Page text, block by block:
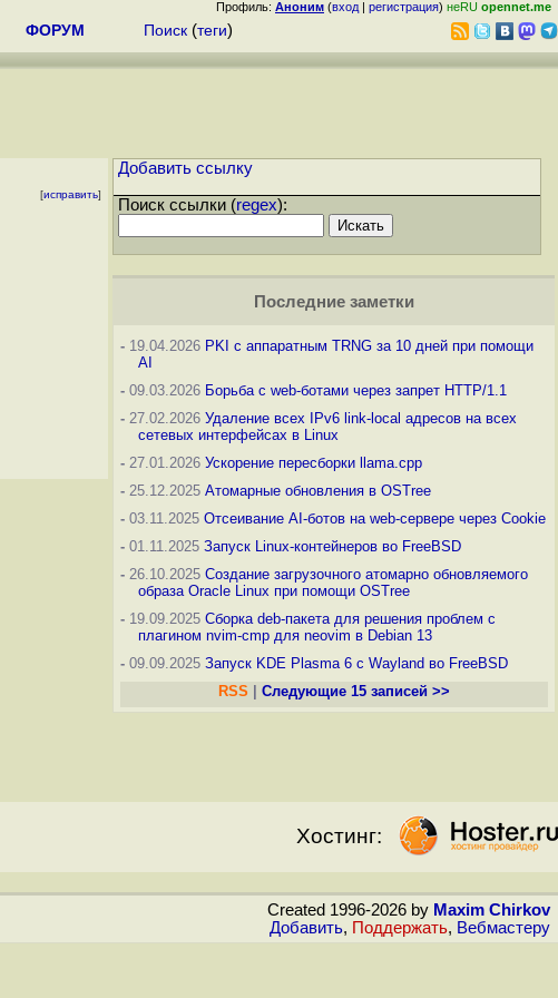
Профиль: Аноним (вход | регистрация) неRU opennet.me
ФОРУМ Поиск (теги)
[исправить]
Добавить ссылку
Поиск ссылки (regex):
Последние заметки
- 19.04.2026 PKI с аппаратным TRNG за 10 дней при помощи
AI
- 09.03.2026 Борьба с web-ботами через запрет HTTP/1.1
- 27.02.2026 Удаление всех IPv6 link-local адресов на всех
сетевых интерфейсах в Linux
- 27.01.2026 Ускорение пересборки llama.cpp
- 25.12.2025 Атомарные обновления в OSTree
- 03.11.2025 Отсеивание AI-ботов на web-сервере через Cookie
- 01.11.2025 Запуск Linux-контейнеров во FreeBSD
- 26.10.2025 Создание загрузочного атомарно обновляемого
образа Oracle Linux при помощи OSTree
- 19.09.2025 Сборка deb-пакета для решения проблем с
плагином nvim-cmp для neovim в Debian 13
- 09.09.2025 Запуск KDE Plasma 6 с Wayland во FreeBSD
RSS
Следующие 15 записей >>
Хостинг:
Created 1996-2026 by Maxim Chirkov
Добавить, Поддержать, Вебмастеру